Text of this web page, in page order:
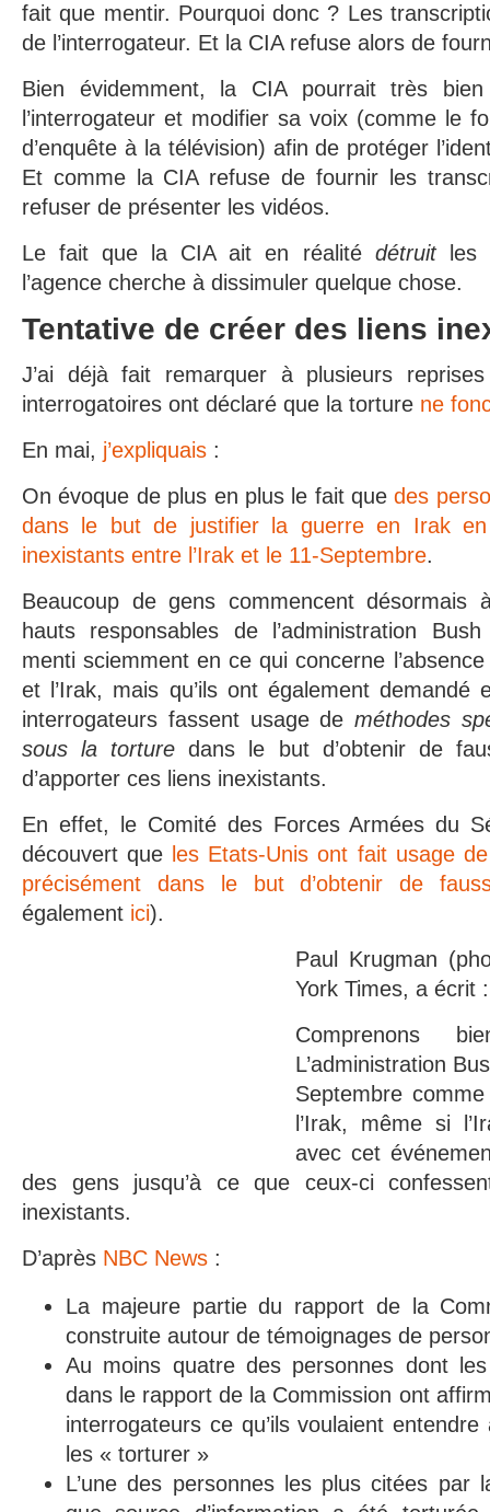
fait que mentir. Pourquoi donc ? Les
de l’interrogateur. Et la CIA refuse alors de
Bien évidemment, la CIA pourrait très
l’interrogateur et modifier sa voix (comme le
d’enquête à la télévision) afin de protéger
Et comme la CIA refuse de fournir les
refuser de présenter les vidéos.
Le fait que la CIA ait en réalité détruitles
l’agence cherche à dissimuler quelque chose.
Tentative de créer des liens
J’ai déjà fait remarquer à plusieurs
interrogatoires ont déclaré que la torture ne
En mai, j’expliquais :
On évoque de plus en plus le fait quedes
dans le but de justifier la guerre en Irak
inexistants entre l’Irak et le 11-Septembre.
Beaucoup de gens commencent désormais
hauts responsables de l’administration
menti sciemment en ce qui concerne
et l’Irak, mais qu’ils ont également demandé
interrogateurs fassent usage deméthodes
sous la torture dans le but d’obtenir de
d’apporter ces liens inexistants.
En effet, le Comité des Forces Armées du
découvert que les Etats-Unis ont fait usage
précisément dans le but d’obtenir de
également ici).
Paul Krugman
York Times, a écrit :
Comprenons
L’administration
Septembre
l’Irak, même si
avec cet
des gens jusqu’à ce que ceux-ci
inexistants.
D’après NBC News :
La majeure partie du rapport de la
construite autour de témoignages de
Au moins quatre des personnes dont
dans le rapport de la Commission ont
interrogateurs ce qu’ils voulaient
les « torturer »
L’une des personnes les plus citées par